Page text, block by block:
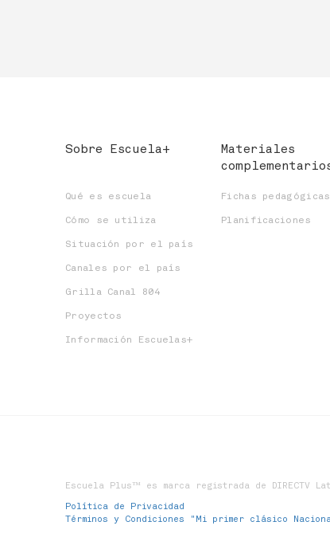
Sobre Escuela+
Qué es escuela
Cómo se utiliza
Situación por el país
Canales por el país
Grilla Canal 804
Proyectos
Información Escuelas+
Materiales
Fichas pedagógicas
Planificaciones
Escuela Plus™ es marca registrada de DIRECTV
Política de Privacidad
Términos y Condiciones "Mi primer clásico